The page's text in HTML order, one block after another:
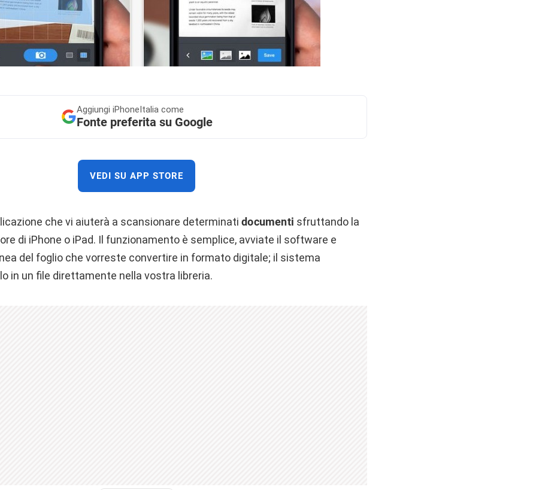
Aggiungi iPhoneItalia come
Fonte preferita su Google
VEDI SU APP STORE
che vi aiuterà a scansionare determinatidocumenti sfruttando la
di iPhone o iPad. Il funzionamento è semplice, avviate il software e
del foglio che vorreste convertire in formato digitale; il sistema
in un file direttamente nella vostra libreria.